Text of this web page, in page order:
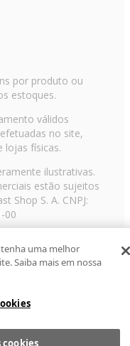
por produto ou
estoques.
válidos
no site,
lojas físicas.
ilustrativas.
estão sujeitos
Shop S. A. CNPJ:
00
11 3003-3728 ©
reservadosRF
uma melhor
Saiba mais em nossa
cookies